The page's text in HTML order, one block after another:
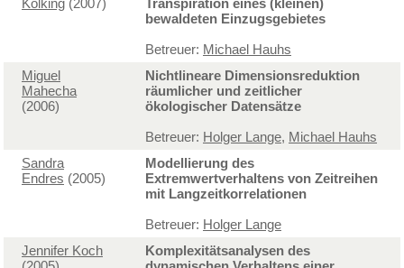
bewaldeten Einzugsgebietes
Betreuer: Michael Hauhs
Miguel
Mahecha
(2006)
Nichtlineare Dimensionsreduktion
räumlicher und zeitlicher
ökologischer Datensätze
Betreuer: Holger Lange, Michael Hauhs
Sandra
Endres (2005)
Modellierung des
Extremwertverhaltens von Zeitreihen
mit Langzeitkorrelationen
Betreuer: Holger Lange
Jennifer Koch
Komplexitätsanalysen des